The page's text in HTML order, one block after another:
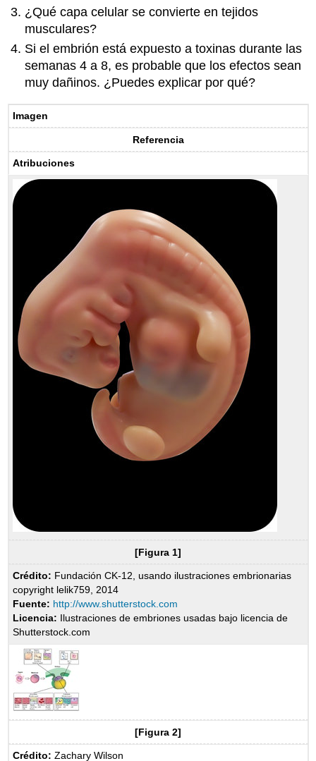
¿Qué capa celular se convierte en tejidos
musculares?
Si el embrión está expuesto a toxinas durante las
semanas 4 a 8, es probable que los efectos sean
muy dañinos. ¿Puedes explicar por qué?
Imagen
Referencia
Atribuciones
[Figura 1]
Crédito: Fundación CK-12, usando ilustraciones embrionarias
copyright lelik759, 2014
Fuente: http://www.shutterstock.com
Licencia: Ilustraciones de embriones usadas bajo licencia de
Shutterstock.com
[Figura 2]
Crédito: Zachary Wilson